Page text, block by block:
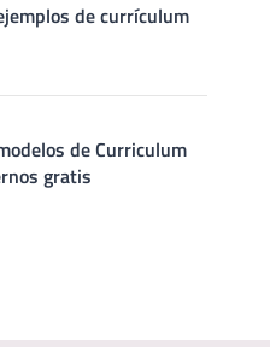
de currículum
de Curriculum
gratis